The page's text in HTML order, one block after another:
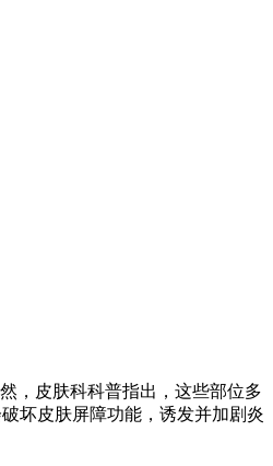
，皮肤科科普指出，这些部位多
坏皮肤屏障功能，诱发并加剧炎